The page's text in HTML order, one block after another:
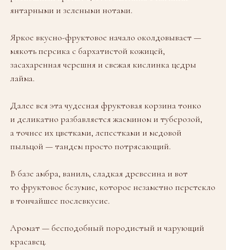
янтарными и зелеными нотами.
Яркое вкусно-фруктовое начало околдовывает —
мякоть персика с бархатистой кожицей,
засахаренная черешня и свежая кислинка цедры
лайма.
Далее вся эта чудесная фруктовая корзина тонко
и деликатно разбавляется жасмином и туберозой,
а точнее их цветками, лепестками и медовой
пыльцой — тандем просто потрясающий.
В базе амбра, ваниль, сладкая древесина и вот
то фруктовое безумие, которое незаметно перетекло
в тончайшее послевкусие.
Аромат — бесподобный породистый и чарующий
красавец.